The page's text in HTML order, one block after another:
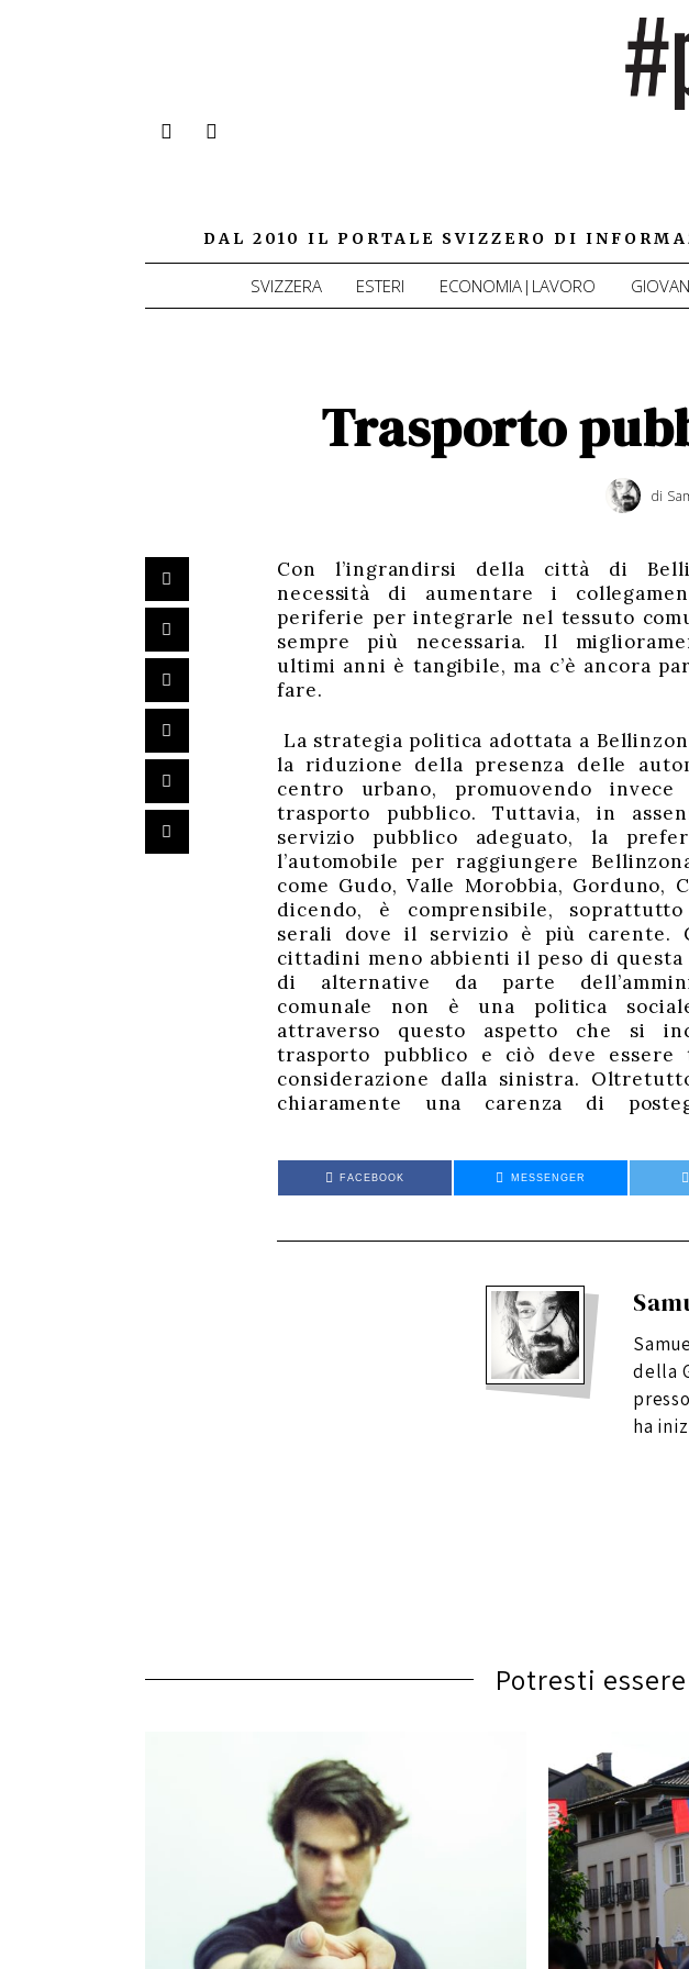
DAL 2010 IL PORTALE SVIZZERO DI
SVIZZERA ESTERI ECONOMIA|LAVORO
Trasporto
di
Con l’ingrandirsi della città di
necessità di aumentare i
periferie per integrarle nel tessuto
sempre più necessaria. Il
ultimi anni è tangibile, ma c’è ancora
fare.
La strategia politica adottata a
la riduzione della presenza delle
centro urbano, promuovendo invece
trasporto pubblico. Tuttavia, in
servizio pubblico adeguato, la
l’automobile per raggiungere
come Gudo, Valle Morobbia, Gorduno,
dicendo, è comprensibile,
serali dove il servizio è più carente.
cittadini meno abbienti il peso di questa
di alternative da parte
comunale non è una politica
attraverso questo aspetto che si
trasporto pubblico e ciò deve essere
considerazione dalla sinistra.
chiaramente una carenza di
collegamenti con i quartieri periferici e
il servizio in certi orari, ragionare su
di vario tipo da implementare per
soprattutto chi ha difficoltà a
trasporto pubblico partendo da un
aumento del sostegno del
FACEBOOK MESSENGER
della
ha
Potresti